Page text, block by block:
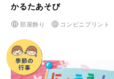
かるたあそび
部屋飾り コンビニプリント